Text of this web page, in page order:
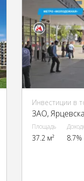
Инвестиции в
ЗАО,
Площадь
37.2 м² 8.7%